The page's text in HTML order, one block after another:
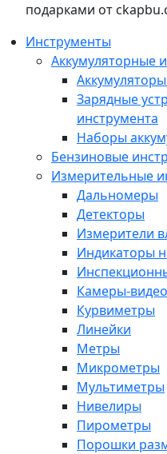
подарками от
Инструменты
Аккумуляторные
Зарядные
инструмента
Наборы
Бензиновые
Измерительные
Дальномеры
Детекторы
Измерители
Индикаторы
Камеры-
Курвиметры
Линейки
Метры
Микрометры
Мультиметры
Нивелиры
Пирометры
Порошки